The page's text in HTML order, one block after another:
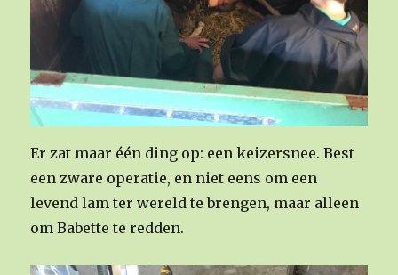
Er zat maar één ding op: een keizersnee. Best
een zware operatie, en niet eens om een
levend lam ter wereld te brengen, maar alleen
om Babette te redden.